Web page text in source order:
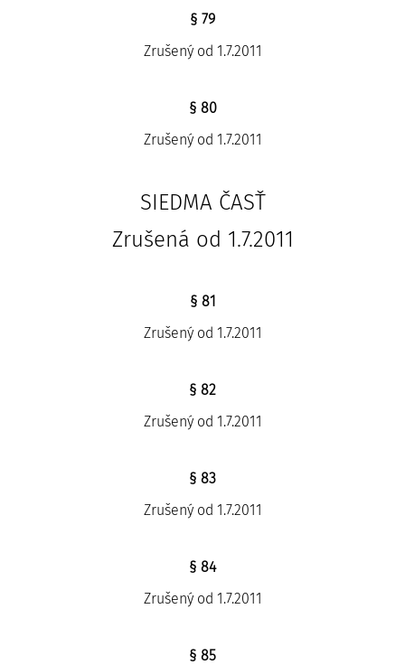
§ 79
Zrušený od 1.7.2011
§ 80
Zrušený od 1.7.2011
SIEDMA ČASŤ
Zrušená od 1.7.2011
§ 81
Zrušený od 1.7.2011
§ 82
Zrušený od 1.7.2011
§ 83
Zrušený od 1.7.2011
§ 84
Zrušený od 1.7.2011
§ 85